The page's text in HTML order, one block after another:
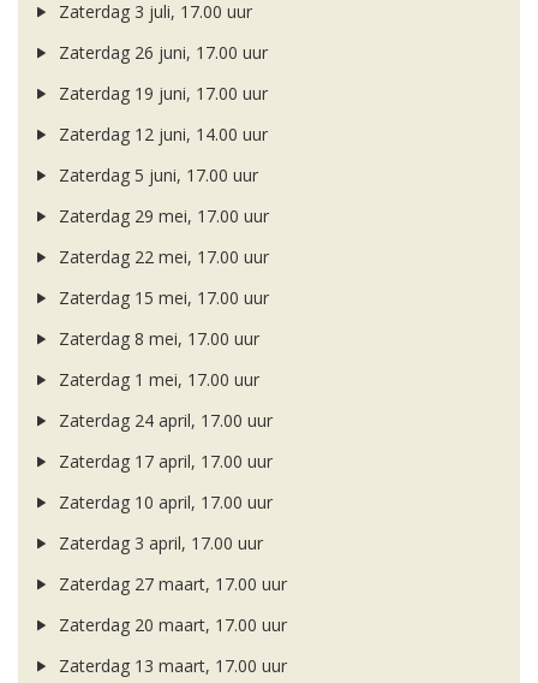
Zaterdag 3 juli, 17.00 uur
Zaterdag 26 juni, 17.00 uur
Zaterdag 19 juni, 17.00 uur
Zaterdag 12 juni, 14.00 uur
Zaterdag 5 juni, 17.00 uur
Zaterdag 29 mei, 17.00 uur
Zaterdag 22 mei, 17.00 uur
Zaterdag 15 mei, 17.00 uur
Zaterdag 8 mei, 17.00 uur
Zaterdag 1 mei, 17.00 uur
Zaterdag 24 april, 17.00 uur
Zaterdag 17 april, 17.00 uur
Zaterdag 10 april, 17.00 uur
Zaterdag 3 april, 17.00 uur
Zaterdag 27 maart, 17.00 uur
Zaterdag 20 maart, 17.00 uur
Zaterdag 13 maart, 17.00 uur